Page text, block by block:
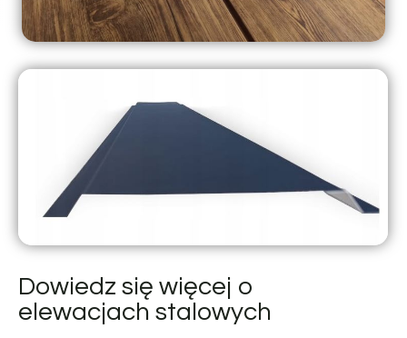
Dowiedz się więcej o
elewacjach stalowych